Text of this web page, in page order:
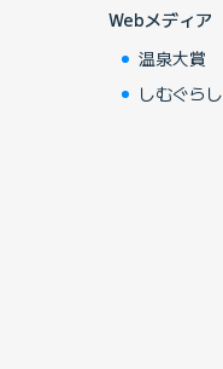
Webメディア
温泉大賞
しむぐらし